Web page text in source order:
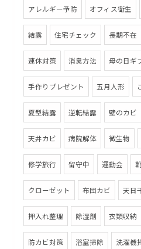
アレルギー予防 オフィス衛生
結露 住宅チェック 長期不在
連休対策 消臭方法 母の日ギ
手作りプレゼント 五月人形
夏型結露 逆転結露 壁のカビ
天井カビ 病院解体 微生物
修学旅行 留守中 運動会
クローゼット 布団カビ 天日
押入れ整理 除湿剤 衣類収納
防カビ対策 浴室掃除 洗濯機